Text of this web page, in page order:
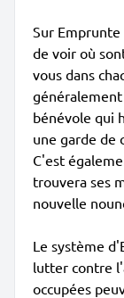
Sur
de voir où
vous dans
bénévole qui
une garde de
C'est
trouvera ses
nouvelle
Le système
lutter contre
occupées